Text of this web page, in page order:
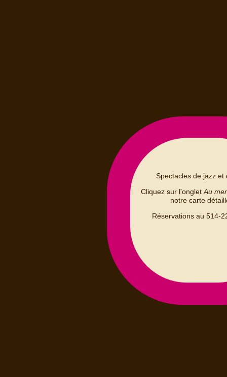
Spectacles de jazz et
Cliquez sur l'onglet Au
notre carte
Réservations au 514-